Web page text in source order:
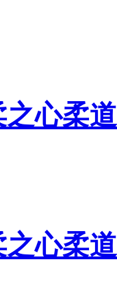
心柔道
之心柔道